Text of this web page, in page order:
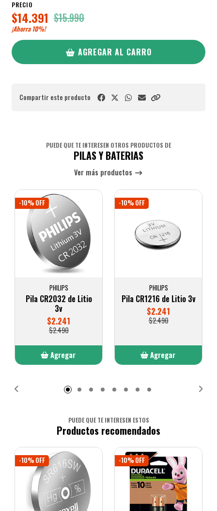
PRECIO
$14.391 $15.990
¡Ahorra 10%!
AGREGAR AL CARRO
Compartir este producto
PUEDE QUE TE INTERESEN OTROS PRODUCTOS DE
PILAS Y BATERIAS
Ver más productos
-10% OFF
PHILIPS
Pila CR2032 de Litio
3v
$2.241
$2.490
Agregar
-10% OFF
PHILIPS
Pila CR1216 de Litio 3v
$2.241
$2.490
Agregar
PUEDE QUE TE INTERESEN ESTOS
Productos recomendados
-10% OFF -10% OFF